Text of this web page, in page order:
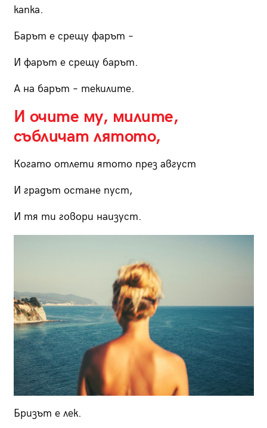
капка.
Барът е срещу фарът –
И фарът е срещу барът.
А на барът – текилите.
И очите му, милите,
събличат лятото,
Когато отлети ятото през август
И градът остане пуст,
И тя ти говори наизуст.
Бризът е лек.